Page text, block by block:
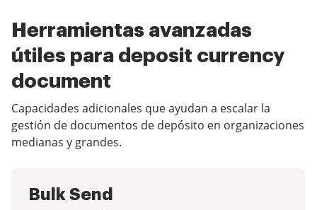
Herramientas avanzadas
útiles para deposit currency
document
Capacidades adicionales que ayudan a escalar la
gestión de documentos de depósito en organizaciones
medianas y grandes.
Bulk Send